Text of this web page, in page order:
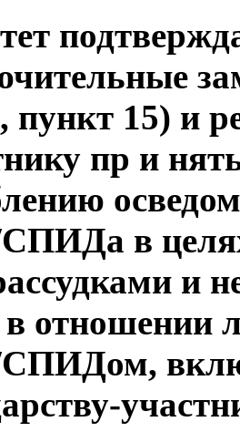
пункт 15) и
пр и
в
и
отношении